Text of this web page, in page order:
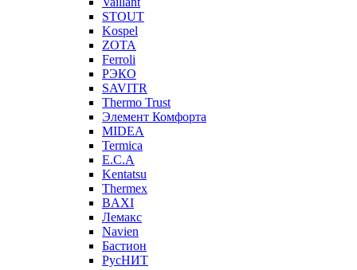
STOUT
Kospel
ZOTA
Ferroli
РЭКО
SAVITR
Thermo Trust
Элемент Комфорта
MIDEA
Termica
E.C.A
Kentatsu
Thermex
BAXI
Лемакс
Navien
Бастион
РусНИТ